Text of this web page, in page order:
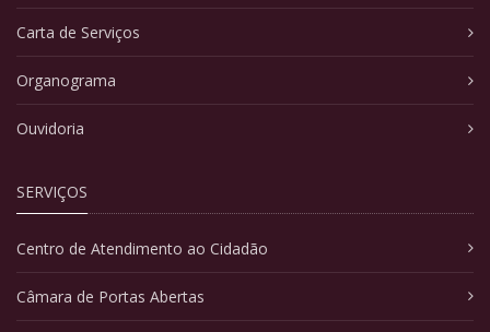
Carta de Serviços
Organograma
Ouvidoria
SERVIÇOS
Centro de Atendimento ao Cidadão
Câmara de Portas Abertas